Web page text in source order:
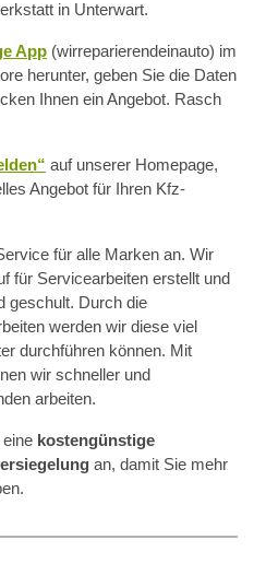
in Unterwart.
App (wirreparierendeinauto) im
herunter, geben Sie die Daten
Ihnen ein Angebot. Rasch
auf unserer Homepage,
Angebot für Ihren Kfz-
für alle Marken an. Wir
für Servicearbeiten erstellt und
geschult. Durch die
werden wir diese viel
durchführen können. Mit
wir schneller und
arbeiten.
kostengünstige
an, damit Sie mehr